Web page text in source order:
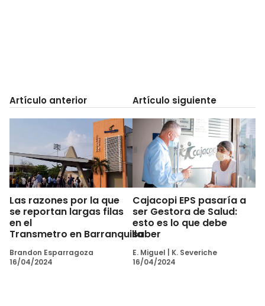
Artículo anterior
Las razones por la que
se reportan largas filas
en el
Transmetro en Barranquilla
Brandon Esparragoza
16/04/2024
Artículo siguiente
Cajacopi EPS pasaría a
ser Gestora de Salud:
esto es lo que debe
saber
E. Miguel
K. Severiche
16/04/2024